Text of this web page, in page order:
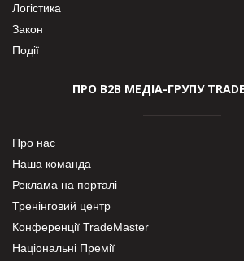
Логістика
Закон
Події
ПРО В2В МЕДІА-ГРУПУ
Про нас
Наша команда
Реклама на порталі
Тренінговий центр
Конференції TradeMaster
Національні Премії